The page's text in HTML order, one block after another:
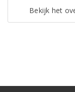
Bekijk het